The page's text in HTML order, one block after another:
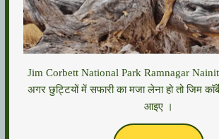
Jim Corbett National Park Ramnagar
अगर छुट्टियों में सफारी का मजा लेना हो तो जिम
आइए ।